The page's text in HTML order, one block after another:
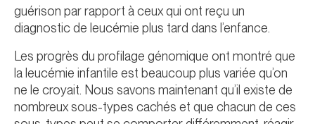
guérison par rapport à ceux qui ont reçu un
diagnostic de leucémie plus tard dans l’enfance.
Les progrès du profilage génomique ont montré que
la leucémie infantile est beaucoup plus variée qu’on
ne le croyait. Nous savons maintenant qu’il existe de
nombreux sous-types cachés et que chacun de ces